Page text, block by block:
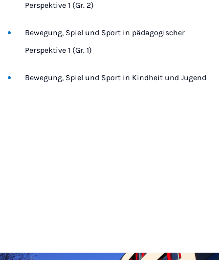
Perspektive 1 (Gr. 2)
Bewegung, Spiel und Sport in pädagogischer
Perspektive 1 (Gr. 1)
Bewegung, Spiel und Sport in Kindheit und Jugend